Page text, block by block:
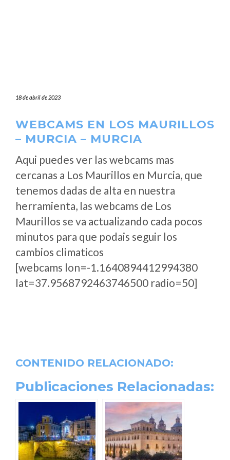
18 de abril de 2023
WEBCAMS EN LOS MAURILLOS
– MURCIA – MURCIA
Aqui puedes ver las webcams mas
cercanas a Los Maurillos en Murcia, que
tenemos dadas de alta en nuestra
herramienta, las webcams de Los
Maurillos se va actualizando cada pocos
minutos para que podais seguir los
cambios climaticos
[webcams lon=-1.1640894412994380
lat=37.9568792463746500 radio=50]
CONTENIDO RELACIONADO:
Publicaciones Relacionadas: